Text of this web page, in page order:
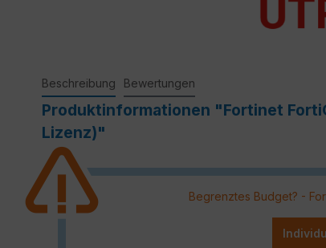
Beschreibung Bewertungen
Produktinformationen "Fortinet
Lizenz)"
Begrenztes Budget? -